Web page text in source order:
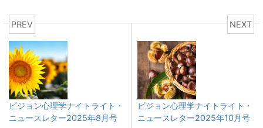
PREV
ビジョン心理学ナイトライト・
ニュースレター2025年8月号
NEXT
ビジョン心理学ナイトライト・
ニュースレター2025年10月号